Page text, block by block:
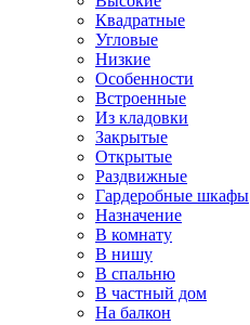
Квадратные
Угловые
Низкие
Особенности
Встроенные
Из кладовки
Закрытые
Открытые
Раздвижные
Гардеробные шкафы
Назначение
В комнату
В нишу
В спальню
В частный дом
На балкон